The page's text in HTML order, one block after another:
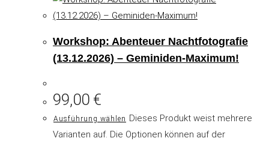
Workshop: Abenteuer Nachtfotografie
(13.12.2026) – Geminiden-Maximum!
99,00 €
Ausführung wählen Dieses Produkt weist mehrere
Varianten auf. Die Optionen können auf der